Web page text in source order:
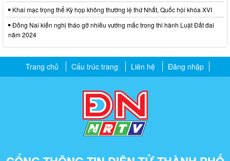
Khai mạc trọng thể Kỳ họp không thường lệ thứ Nhất, Quốc hội khóa XVI
Đồng Nai kiến nghị tháo gỡ nhiều vướng mắc trong thi hành Luật Đất đai
năm 2024
Trang chủ Cấu trúc trang Liên hệ Đăng nhập